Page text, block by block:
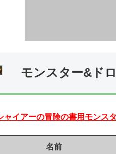
モンスター&ド
ャイアーの冒険の書用モンス
名前